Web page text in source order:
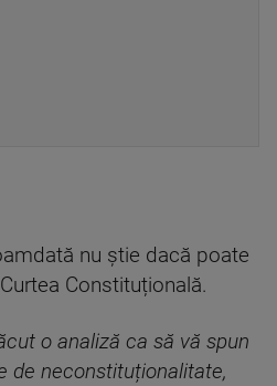
nu știe dacă poate
Constituțională.
o analiză ca să vă spun
de neconstituționalitate,